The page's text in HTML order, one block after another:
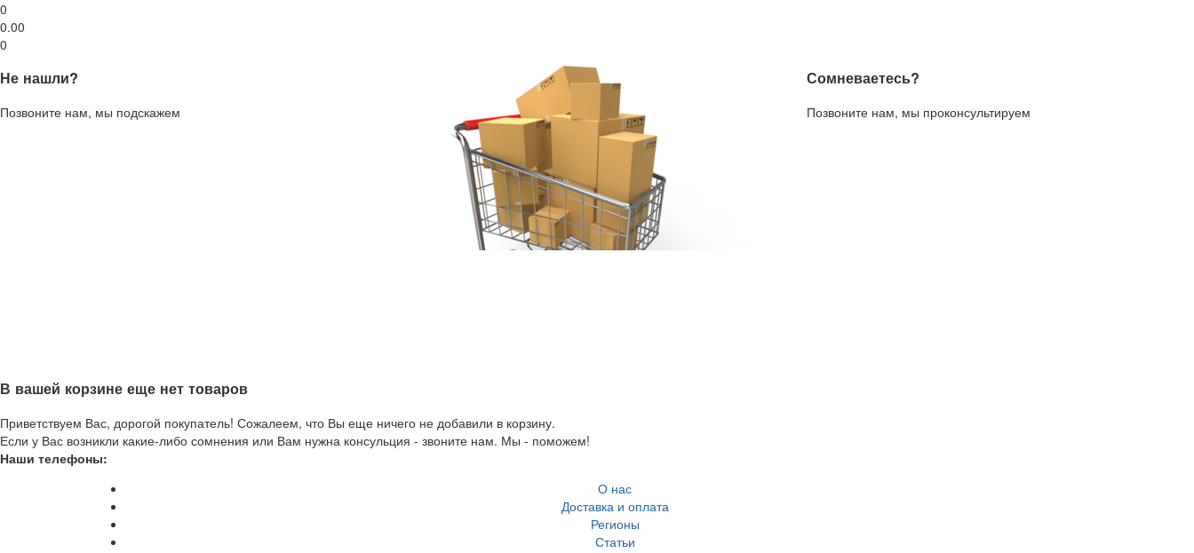
0
0.00
0
Не нашли?
Позвоните нам, мы подскажем
Сомневаетесь?
Позвоните нам, мы проконсультируем
В вашей корзине еще нет товаров
Приветствуем Вас, дорогой покупатель! Сожалеем, что Вы еще ничего не добавили в корзину.
Если у Вас возникли какие-либо сомнения или Вам нужна консульция - звоните нам. Мы - поможем!
Наши телефоны:
О нас
Доставка и оплата
Регионы
Статьи